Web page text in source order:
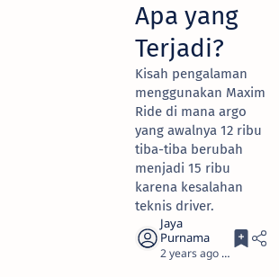
Apa yang
Terjadi?
Kisah pengalaman
menggunakan Maxim
Ride di mana argo
yang awalnya 12 ribu
tiba-tiba berubah
menjadi 15 ribu
karena kesalahan
teknis driver.
2 years ago 3